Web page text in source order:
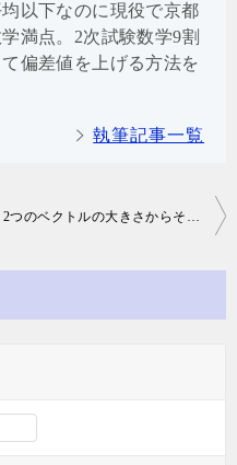
以下なのに現役で京都
満点。2次試験数学9割
偏差値を上げる方法を
執筆記事一覧
2つのベクトルの大きさからその一次結合の大きさの範囲を求める